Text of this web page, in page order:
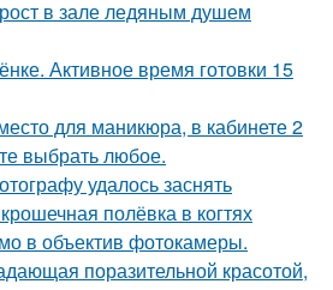
в зале ледяным душем
Активное время готовки 15
для маникюра, в кабинете 2
выбрать любое.
удалось заснять
полёвка в когтях
в объектив фотокамеры.
поразительной красотой,